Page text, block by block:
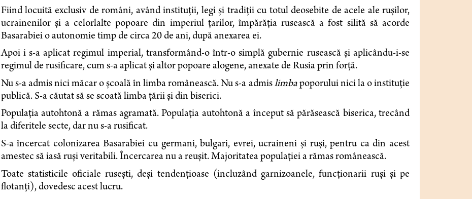
Fiind locuită exclusiv de români, având instituţii, legi şi tradiţii cu totul deosebite de acele ale ruşilor,
ucrainenilor şi a celorlalte popoare din imperiul ţarilor, împărăţia rusească a fost silită să acorde
Basarabiei o autonomie timp de circa 20 de ani, după anexarea ei.
Apoi i s-a aplicat regimul imperial, transformând-o într-o simplă gubernie ru­sească şi aplicându-i-se
regimul de rusificare, cum s-a aplicat şi altor popoare alogene, anexate de Rusia prin forţă.
Nu s-a admis nici măcar o şcoală în limba românească. Nu s-a admislimbapoporului nici la o instituţie
publică. S-a căutat să se scoată limba ţării şi din biserici.
Populaţia autohtonă a rămas agramată. Populaţia autohtonă a început să pără­sească biserica, trecând
la diferitele secte, dar nu s-a rusificat.
S-a încercat colonizarea Basarabiei cu germani, bulgari, evrei, ucraineni şi ruși, pentru ca din acest
amestec să iasă ruşi veritabili. Încercarea nu a reuşit. Majoritatea populaţiei a rămas românească.
Toate statisticile oficiale ruseşti, deşi tendenţioase (incluzând garnizoanele, funcţionarii ruşi şi pe
flotanţi), dovedesc acest lucru.